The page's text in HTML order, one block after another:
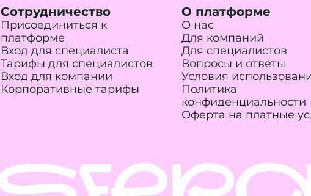
Сотрудничество
Присоединиться к
платформе
Вход для специалиста
Тарифы для специалистов
Вход для компании
Корпоративные тарифы
О платформе
О нас
Для компаний
Для специалистов
Вопросы и ответы
Условия
Политика
конфиденциальности
Оферта на платные